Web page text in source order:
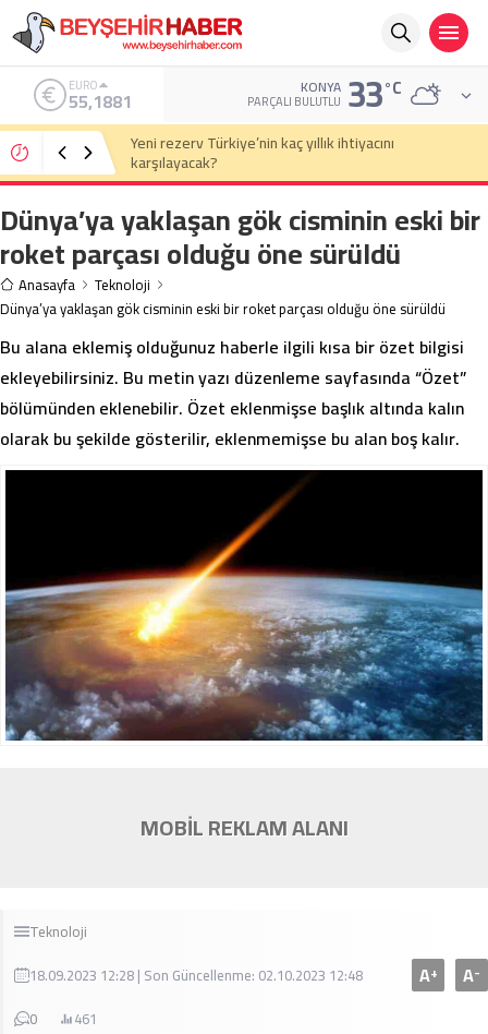
ALTIN
6.660,55 KONYA
PARÇALI BULUTLU 33°C
Eski Anayasa Mahkemesi Başkanı Yekta Güngör
Özden: Yargıçlar siyasal iktidara güvenerek böyle
kararlar alıyor
Dünya’ya yaklaşan gök cisminin eski bir
roket parçası olduğu öne sürüldü
Anasayfa
Teknoloji
Dünya’ya yaklaşan gök cisminin eski bir roket parçası olduğu öne sürüldü
Bu alana eklemiş olduğunuz haberle ilgili kısa bir özet bilgisi
ekleyebilirsiniz. Bu metin yazı düzenleme sayfasında “Özet”
bölümünden eklenebilir. Özet eklenmişse başlık altında kalın
olarak bu şekilde gösterilir, eklenmemişse bu alan boş kalır.
MOBİL REKLAM ALANI
Teknoloji
18.09.2023 12:28 | Son Güncellenme: 02.10.2023 12:48
0
461
A+ A-